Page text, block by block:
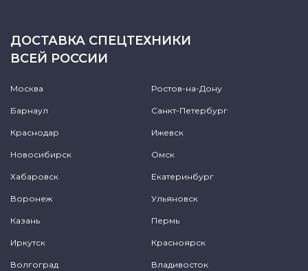
ДОСТАВКА СПЕЦТЕХНИКИ
ВСЕЙ РОССИИ
Москва Ростов-на-Дону
Барнаул Санкт-Петербург
Краснодар Ижевск
Новосибирск Омск
Хабаровск Екатеринбург
Воронеж Ульяновск
Казань Пермь
Иркутск Красноярск
Волгоград Владивосток